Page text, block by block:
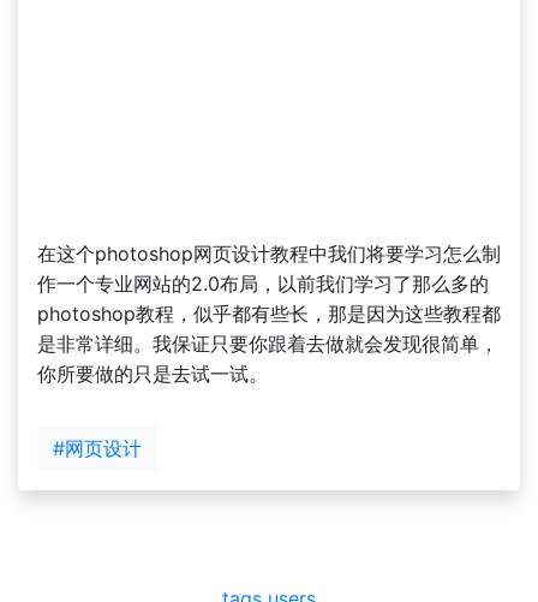
在这个photoshop网页设计教程中我们将要学习怎么制
作一个专业网站的2.0布局，以前我们学习了那么多的
photoshop教程，似乎都有些长，那是因为这些教程都
是非常详细。我保证只要你跟着去做就会发现很简单，
你所要做的只是去试一试。
#网页设计